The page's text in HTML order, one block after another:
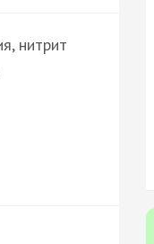
нитрит